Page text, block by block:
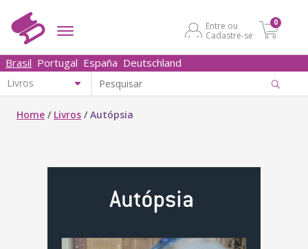
Entre ou
Cadastre-se
0
Brasil Portugal España Deutschland
Home / Livros /Autópsia